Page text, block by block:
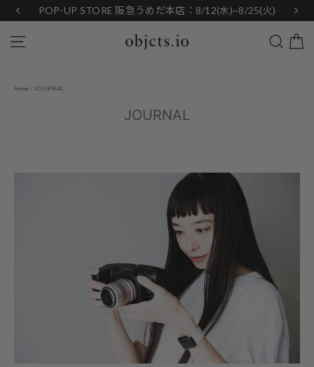
content
POP-UP STORE 阪急うめだ本店：8/12(水)~8/25(火)
Search
Home / JOURNAL
JOURNAL